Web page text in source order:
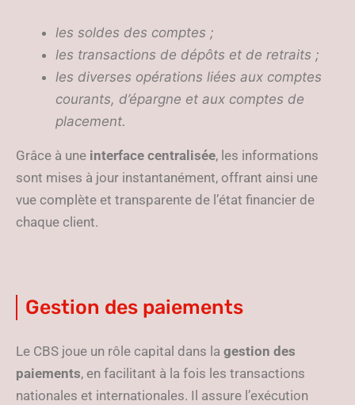
les soldes des comptes ;
les transactions de dépôts et de retraits ;
les diverses opérations liées aux comptes
courants, d’épargne et aux comptes de
placement.
Grâce à une interface centralisée, les informations
sont mises à jour instantanément, offrant ainsi une
vue complète et transparente de l’état financier de
chaque client.
Gestion des paiements
Le CBS joue un rôle capital dans la gestion des
paiements, en facilitant à la fois les transactions
nationales et internationales. Il assure l’exécution